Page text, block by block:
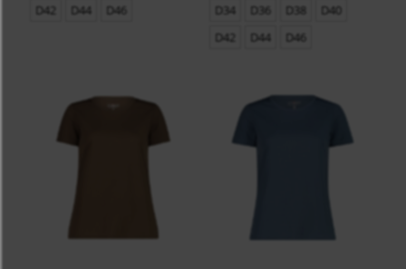
D42 D44 D46 D34 D36 D38
D40
D42
D44 D46